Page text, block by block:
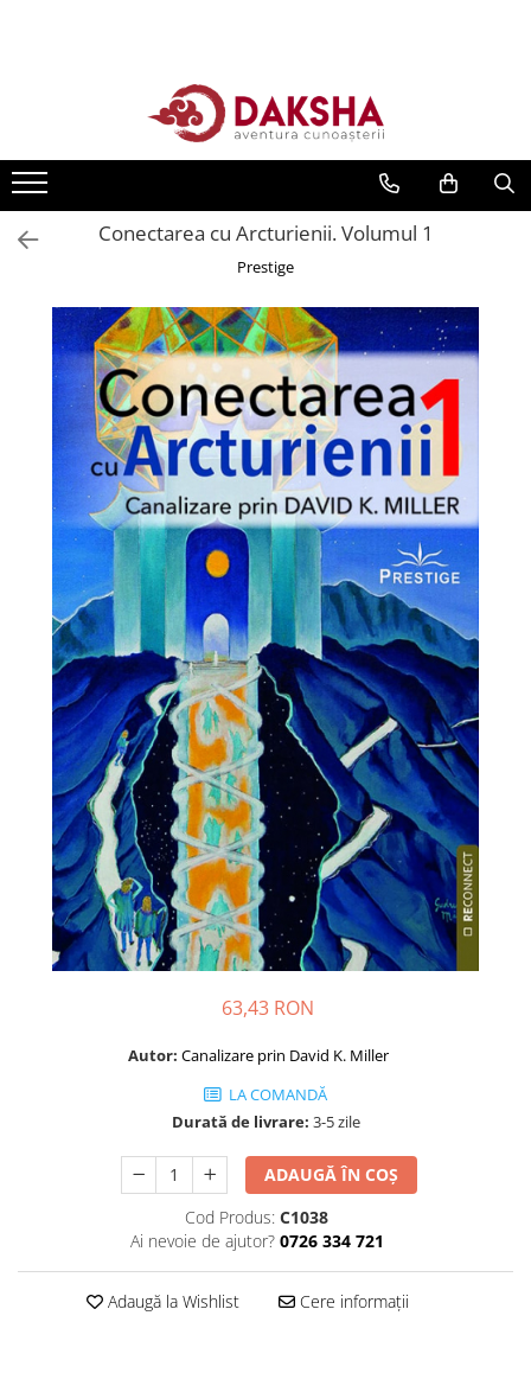
Seria Radu Cinamar
Seria Anton Parks
Seria David Icke
Dezvăluiri
Spiritualitate
Extratereștrii
Transformare spirituală
Psihologie
Dezvoltare personală
Seria Montauk
Mistere
Seria Chico Xavier
Seria Helena Blavatsky
Oracole
Sănătate
Umor
Ficțiune
Viata după moarte
Non-dualitate
Relații de cuplu
Psihologie practică
Sexualitate
Lumea îngerilor
Conectarea cu Arcturienii. Volumul 1
Prestige
63,43 RON
Autor: Canalizare prin David K. Miller
LA COMANDĂ
Durată de livrare: 3-5 zile
ADAUGĂ ÎN COȘ
Cod Produs: C1038
Ai nevoie de ajutor? 0726 334 721
Adaugă la Wishlist Cere informații